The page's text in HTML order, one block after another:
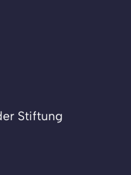
Stiftung